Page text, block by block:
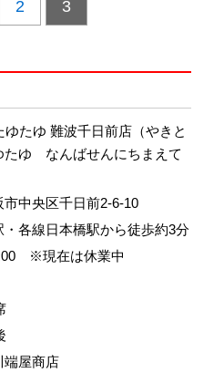
2 3
ゆたゆ 難波千日前店（やきと
ゆ なんばせんにちまえて
市中央区千日前2-6-10
・各線日本橋駅から徒歩約3分
※現在は休業中
端屋商店